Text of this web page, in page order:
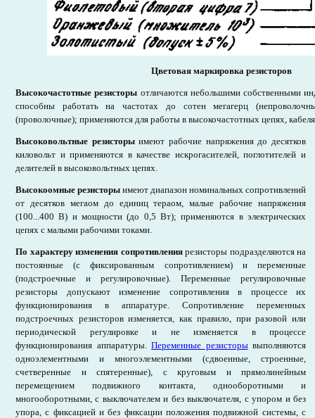
Цветовая маркировка резисторов
Высокочастотные резисторы отличаются небольшими собственными
способны работать на частотах до сотен мегагерц
(проволочные); применяются для работы в высокочастотных цепях,
Высоковольтные резисторыимеют рабочие напряжения до десятков
киловольт и применяются в качестве искрогасителей, поглотителей и
делителей в высоковольтных цепях.
Высокоомные резисторы имеют диапазон номинальных сопротивлений
от десятков мегаом до единиц тераом, малые рабочие напряжения
(100...400 В) и мощности (до 0,5 Вт); применяются в электрических
цепях с малыми рабочими токами.
По характеру изменения сопротивления резисторы подразделяются на
постоянные (с фиксированным сопротивлением) и переменные
(подстроечные и регулировочные). Переменные регулировочные
резисторы допускают изменение сопротивления в процессе их
функционирования в аппаратуре. Сопротивление переменных
подстроечных резисторов изменяется, как правило, при разовой или
периодической регулировке и не изменяется в процессе
функционирования аппаратуры. Переменные резисторывыполняются
одноэлементными и многоэлементными (сдвоенные, строенные,
счетверенные и спятеренные), с круговым и прямолинейным
перемещением подвижного контакта, однооборотными и
многооборотными, с выключателем и без выключателя, с упором и без
упора, с фиксацией и без фиксации положения подвижной системы, с